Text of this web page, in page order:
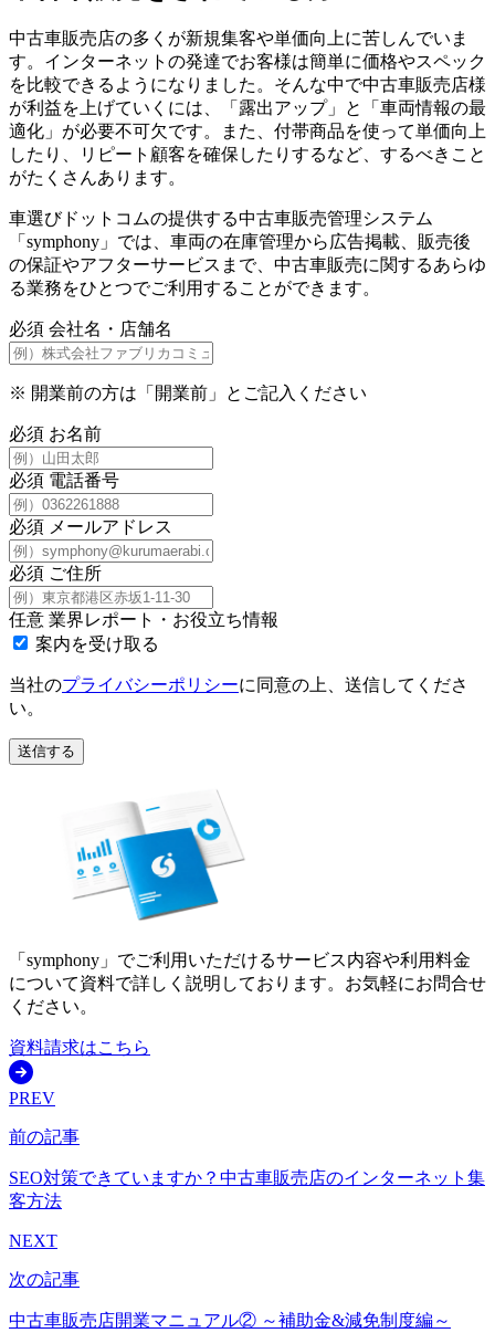
中古車販売店の多くが新規集客や単価向上に苦しんでいま
す。インターネットの発達でお客様は簡単に価格やスペック
を比較できるようになりました。そんな中で中古車販売店様
が利益を上げていくには、「露出アップ」と「車両情報の最
適化」が必要不可欠です。また、付帯商品を使って単価向上
したり、リピート顧客を確保したりするなど、するべきこと
がたくさんあります。
車選びドットコムの提供する中古車販売管理システム
「symphony」では、車両の在庫管理から広告掲載、販売後
の保証やアフターサービスまで、中古車販売に関するあらゆ
る業務をひとつでご利用することができます。
必須 会社名・店舗名
※ 開業前の方は「開業前」とご記入ください
必須 お名前
必須 電話番号
必須 メールアドレス
必須 ご住所
任意 業界レポート・お役立ち情報
案内を受け取る
当社のプライバシーポリシーに同意の上、送信してくださ
い。
送信する
「symphony」でご利用いただけるサービス内容や利用料金
について資料で詳しく説明しております。お気軽にお問合せ
ください。
資料請求はこちら
PREV
前の記事
SEO対策できていますか？中古車販売店のインターネット集
客方法
NEXT
次の記事
中古車販売店開業マニュアル② ～補助金&減免制度編～